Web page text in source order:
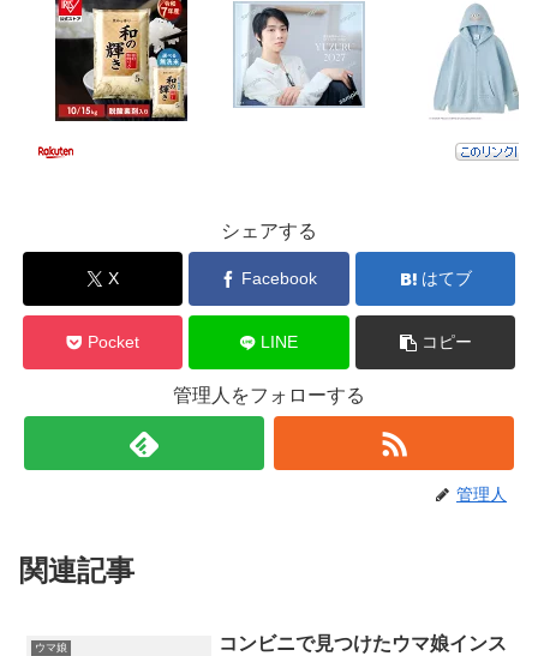
シェアする
X Facebook はてブ
Pocket LINE コピー
管理人をフォローする
管理人
関連記事
ウマ娘
コンビニで見つけたウマ娘インス